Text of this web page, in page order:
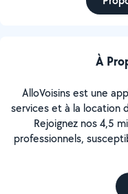
À
AlloVoisins est une
services et à la location
Rejoignez nos 4,5
professionnels,